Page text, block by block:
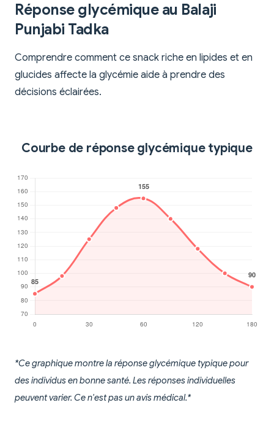
Réponse glycémique au Balaji
Punjabi Tadka
Comprendre comment ce snack riche en lipides et en
glucides affecte la glycémie aide à prendre des
décisions éclairées.
Courbe de réponse glycémique typique
*Ce graphique montre la réponse glycémique typique pour
des individus en bonne santé. Les réponses individuelles
peuvent varier. Ce n'est pas un avis médical.*